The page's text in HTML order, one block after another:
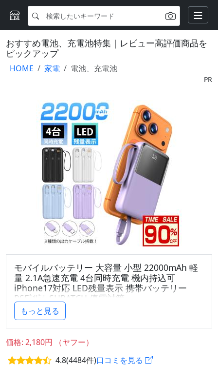
おすすめ電池、充電池特集｜レビュー高評価商品を
ピックアップ
HOME 家電 電池、充電池
PR
モバイルバッテリー 大容量 小型 22000mAh 軽
量 2.1A急速充電 4台同時充電 機内持込可
iPhone17対応 LED残量表示 携帯バッテリー
PSE認証 SHRATCH 停電対策
■商品詳細：
型番：B18
サイズ：W110*D68*H19mm
重量：約200g
もっと見る
価格: 2,180円 （ヤフー）
4.8(4484件)口コミを見る